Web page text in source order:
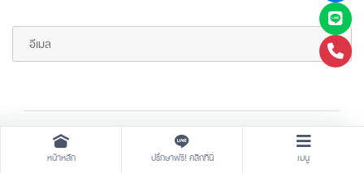
Copyright © 2026 All rights reserved ARR Gold Trading
หน้าหลัก ปรึกษาฟรี! คลิกที่นี่ เมนู